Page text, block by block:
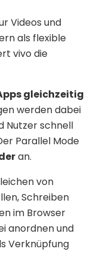
Videos und
als flexible
vivo die
gleichzeitig
werden dabei
Nutzer schnell
Parallel Mode
an.
von
Schreiben
im Browser
anordnen und
Verknüpfung